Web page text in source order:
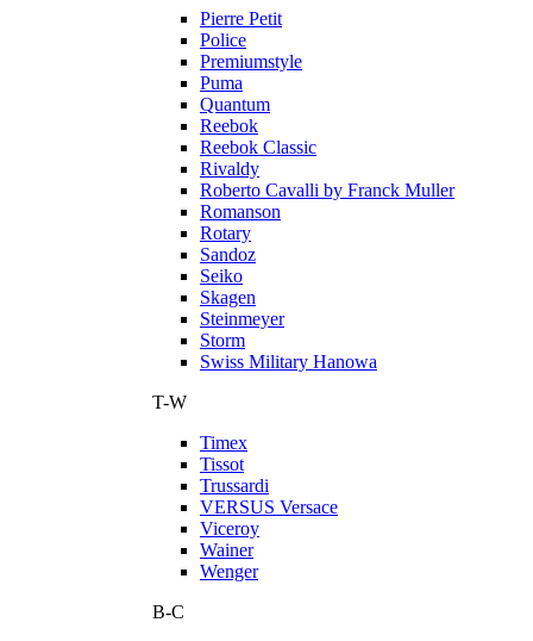
Pierre Petit
Police
Premiumstyle
Puma
Quantum
Reebok
Reebok Classic
Rivaldy
Roberto Cavalli by Franck Muller
Romanson
Rotary
Sandoz
Seiko
Skagen
Steinmeyer
Storm
Swiss Military Hanowa
T-W
Timex
Tissot
Trussardi
VERSUS Versace
Viceroy
Wainer
Wenger
В-С